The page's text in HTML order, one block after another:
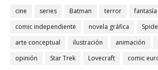
cine series Batman terror fantasía
comic independiente
novela gráfica
arte conceptual
ilustración animación
opinión
Star Trek Lovecraft comic